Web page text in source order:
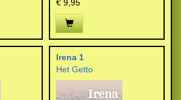
€ 9,95
Irena 1
Het Getto